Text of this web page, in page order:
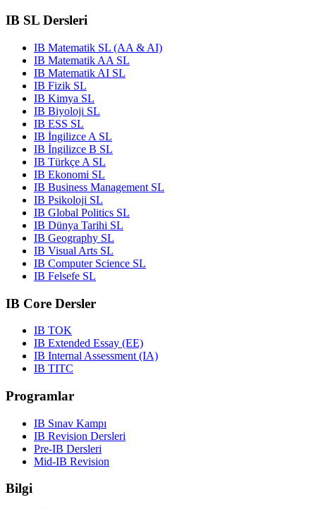
IB SL Dersleri
IB Matematik SL (AA & AI)
IB Matematik AA SL
IB Matematik AI SL
IB Fizik SL
IB Kimya SL
IB Biyoloji SL
IB ESS SL
IB İngilizce A SL
IB İngilizce B SL
IB Türkçe A SL
IB Ekonomi SL
IB Business Management SL
IB Psikoloji SL
IB Global Politics SL
IB Dünya Tarihi SL
IB Geography SL
IB Visual Arts SL
IB Computer Science SL
IB Felsefe SL
IB Core Dersler
IB TOK
IB Extended Essay (EE)
IB Internal Assessment (IA)
IB TITC
Programlar
IB Sınav Kampı
IB Revision Dersleri
Pre-IB Dersleri
Mid-IB Revision
Bilgi